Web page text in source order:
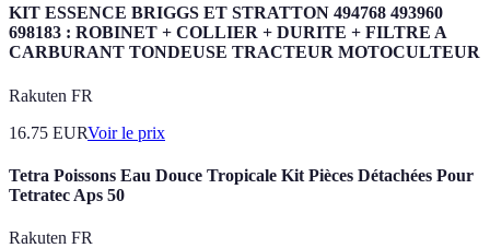
KIT ESSENCE BRIGGS ET STRATTON 494768 493960
698183 : ROBINET + COLLIER + DURITE + FILTRE A
CARBURANT TONDEUSE TRACTEUR MOTOCULTEUR
Rakuten FR
16.75 EURVoir le prix
Tetra Poissons Eau Douce Tropicale Kit Pièces Détachées Pour
Tetratec Aps 50
Rakuten FR